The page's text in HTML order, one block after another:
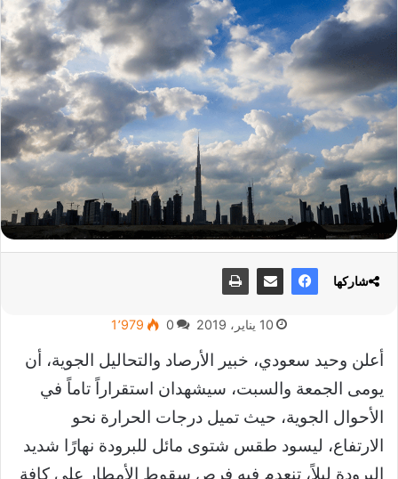
10 يناير، 2019 0 1٬979
أعلن وحيد سعودي، خبير الأرصاد والتحاليل الجوية، أن
يومى الجمعة والسبت، سيشهدان استقراراً تاماً في
الأحوال الجوية، حيث تميل درجات الحرارة نحو
الارتفاع، ليسود طقس شتوى مائل للبرودة نهارًا شديد
البرودة ليلاً، تنعدم فيه فرص سقوط الأمطار على كافة
شاركها